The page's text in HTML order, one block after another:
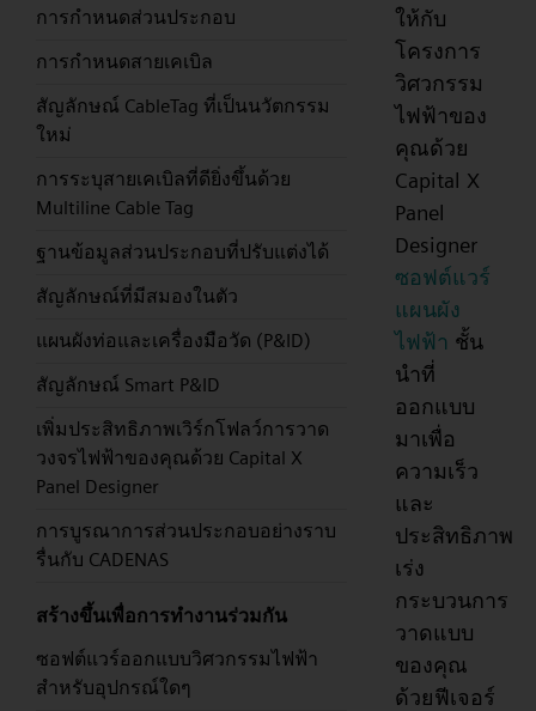
การกำหนดส่วนประกอบ
การกำหนดสายเคเบิล
สัญลักษณ์ CableTag ที่เป็นนวัตกรรม
ใหม่
การระบุสายเคเบิลที่ดียิ่งขึ้นด้วย
Multiline Cable Tag
ฐานข้อมูลส่วนประกอบที่ปรับแต่งได้
สัญลักษณ์ที่มีสมองในตัว
แผนผังท่อและเครื่องมือวัด (P&ID)
สัญลักษณ์ Smart P&ID
เพิ่มประสิทธิภาพเวิร์กโฟลว์การวาด
วงจรไฟฟ้าของคุณด้วย Capital X
Panel Designer
การบูรณาการส่วนประกอบอย่างราบ
รื่นกับ CADENAS
สร้างขึ้นเพื่อการทำงานร่วมกัน
ซอฟต์แวร์ออกแบบวิศวกรรมไฟฟ้า
สำหรับอุปกรณ์ใดๆ
ให้กับ
โครงการ
วิศวกรรม
ไฟฟ้าของ
คุณด้วย
Capital X
Panel
Designer
ซอฟต์แวร์
แผนผัง
ไฟฟ้า ชั้น
นำที่
ออกแบบ
มาเพื่อ
ความเร็ว
และ
ประสิทธิภาพ
เร่ง
กระบวนการ
วาดแบบ
ของคุณ
ด้วยฟีเจอร์